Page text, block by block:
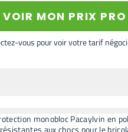
VOIR MON PRIX PRO
vous pour voir votre tarif